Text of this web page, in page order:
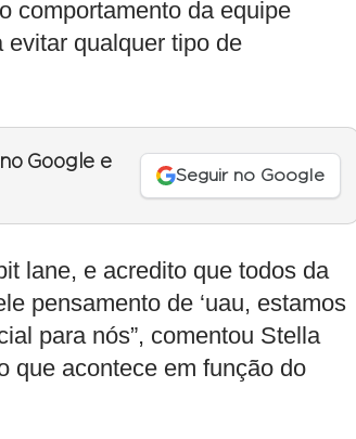
comportamento da equipe
evitar qualquer tipo de
Google e
Seguir no Google
lane, e acredito que todos da
pensamento de ‘uau, estamos
para nós”, comentou Stella
que acontece em função do